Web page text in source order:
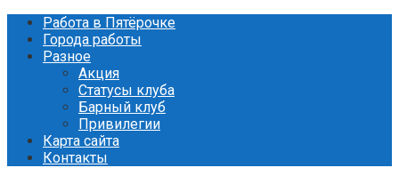
Перейти
контенту
Работа в Пятёрочке
Города работы
Разное
Акция
Статусы клуба
Барный клуб
Привилегии
Карта сайта
Контакты